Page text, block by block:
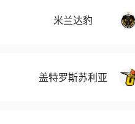
米兰达豹
盖特罗斯苏利亚